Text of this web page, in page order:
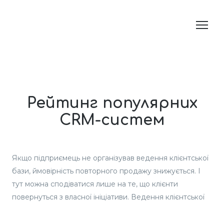
Рейтинг популярних
CRM-систем
Якщо підприємець не організував ведення клієнтської
бази, ймовірність повторного продажу знижується. І
тут можна сподіватися лише на те, що клієнти
повернуться з власної ініціативи. Ведення клієнтської